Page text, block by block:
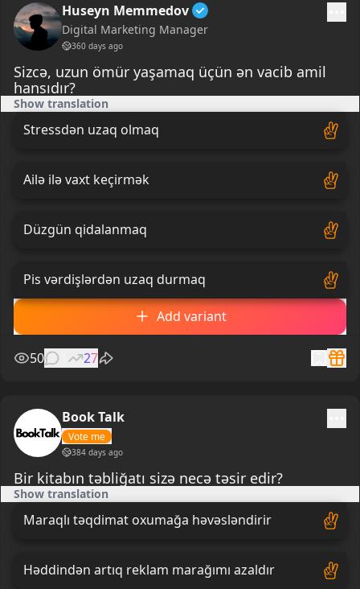
Huseyn Memmedov
Digital Marketing Manager
360 days ago
Sizcə, uzun ömür yaşamaq üçün ən vacib amil
hansıdır?
Show translation
Stressdən uzaq olmaq
Ailə ilə vaxt keçirmək
Düzgün qidalanmaq
Pis vərdişlərdən uzaq durmaq
Add variant
50 27
Book Talk
Vote me
384 days ago
Bir kitabın təbliğatı sizə necə təsir edir?
Show translation
Maraqlı təqdimat oxumağa həvəsləndirir
Həddindən artıq reklam marağımı azaldır